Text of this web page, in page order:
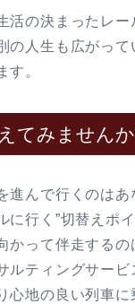
の決まったレー
の人生も広がって
す。
てみませんか
進んで行くのは
に行く”切替えポ
かって伴走する
ルティングサービ
地の良い列車に